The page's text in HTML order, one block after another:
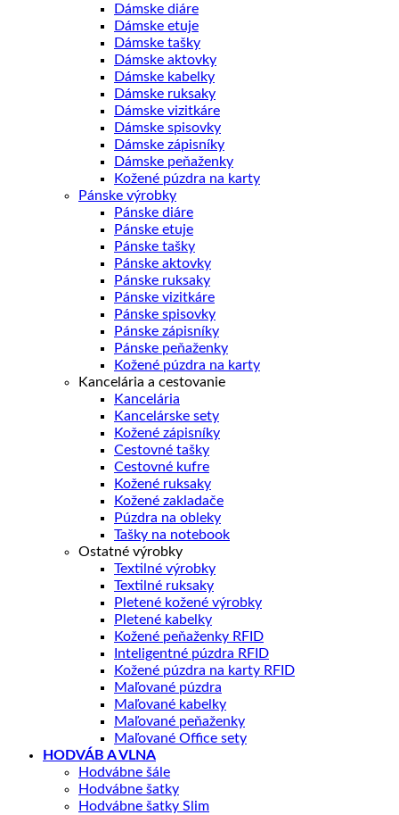
Dámske diáre
Dámske etuje
Dámske tašky
Dámske aktovky
Dámske kabelky
Dámske ruksaky
Dámske vizitkáre
Dámske spisovky
Dámske zápisníky
Dámske peňaženky
Kožené púzdra na karty
Pánske výrobky
Pánske diáre
Pánske etuje
Pánske tašky
Pánske aktovky
Pánske ruksaky
Pánske vizitkáre
Pánske spisovky
Pánske zápisníky
Pánske peňaženky
Kožené púzdra na karty
Kancelária a cestovanie
Kancelária
Kancelárske sety
Kožené zápisníky
Cestovné tašky
Cestovné kufre
Kožené ruksaky
Kožené zakladače
Púzdra na obleky
Tašky na notebook
Ostatné výrobky
Textilné výrobky
Textilné ruksaky
Pletené kožené výrobky
Pletené kabelky
Kožené peňaženky RFID
Inteligentné púzdra RFID
Kožené púzdra na karty RFID
Maľované púzdra
Maľované kabelky
Maľované peňaženky
Maľované Office sety
HODVÁB A VLNA
Hodvábne šále
Hodvábne šatky
Hodvábne šatky Slim